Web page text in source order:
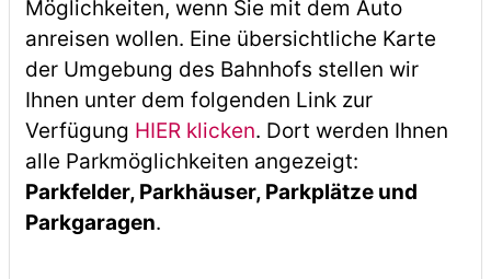
Möglichkeiten, wenn Sie mit dem Auto
anreisen wollen. Eine übersichtliche Karte
der Umgebung des Bahnhofs stellen wir
Ihnen unter dem folgenden Link zur
Verfügung HIER klicken. Dort werden Ihnen
alle Parkmöglichkeiten angezeigt:
Parkfelder, Parkhäuser, Parkplätze und
Parkgaragen.